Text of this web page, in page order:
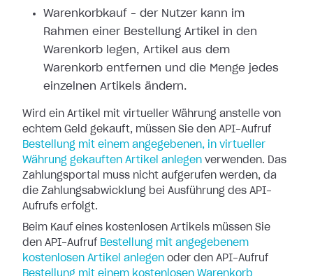
Warenkorbkauf – der Nutzer kann im
Rahmen einer Bestellung Artikel in den
Warenkorb legen, Artikel aus dem
Warenkorb entfernen und die Menge jedes
einzelnen Artikels ändern.
Wird ein Artikel mit virtueller Währung anstelle von
echtem Geld gekauft, müssen Sie den API-Aufruf
Bestellung mit einem angegebenen, in virtueller
Währung gekauften Artikel anlegen verwenden. Das
Zahlungsportal muss nicht aufgerufen werden, da
die Zahlungsabwicklung bei Ausführung des API-
Aufrufs erfolgt.
Beim Kauf eines kostenlosen Artikels müssen Sie
den API-Aufruf Bestellung mit angegebenem
kostenlosen Artikel anlegen oder den API-Aufruf
Bestellung mit einem kostenlosen Warenkorb